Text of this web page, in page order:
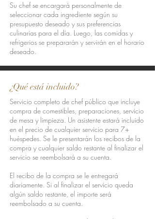
Su chef se encargará personalmente de
seleccionar cada ingrediente según su
presupuesto deseado y sus preferencias
culinarias para el día. Luego, las comidas y
refrigerios se prepararán y servirán en el horario
deseado.
¿Qué está incluido?
Servicio completo de chef público que incluye
compra de comestibles, preparaciones, servicio
de mesa y limpieza. Un asistente estará incluido
en el precio de cualquier servicio para 7+
huéspedes. Se le presentarán los recibos de la
compra y cualquier saldo restante al finalizar el
servicio se reembolsará a su cuenta.
El recibo de la compra se le entregará
diariamente. Si al finalizar el servicio queda
algún saldo restante, el importe será
reembolsado a su cuenta.